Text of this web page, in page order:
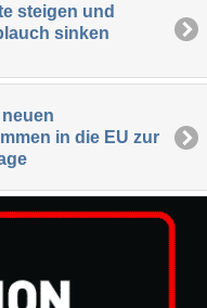
steigen und
sinken
in die EU zur